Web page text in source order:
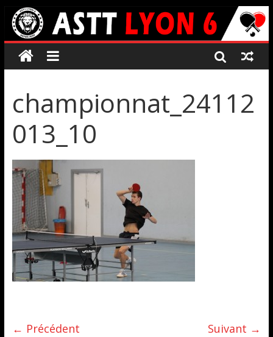
championnat_24112
013_10
← Précédent Suivant →